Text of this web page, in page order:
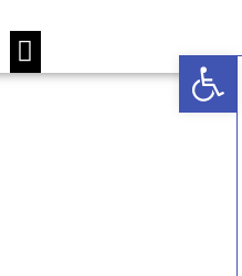
פתח סרגל נגישות